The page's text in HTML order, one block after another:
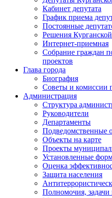
Кабинет депутата
График приема
Постоянные
Решения
Интернет-приемная
Собрание граждан
проектов
Глава города
Биография
Советы и комиссии
Администрация
Структура
Руководители
Департаменты
Подведомственные
Объекты на карте
Проекты
Установленные
Оценка
Защита населения
Полномочия,